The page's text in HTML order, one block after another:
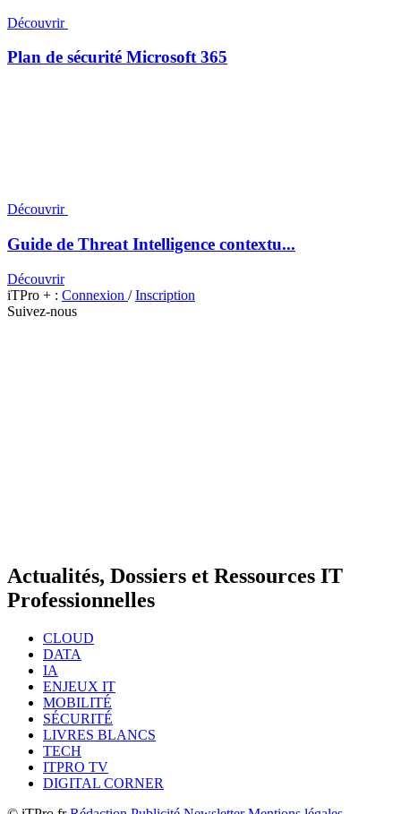
Découvrir
Plan de sécurité Microsoft 365
Découvrir
Guide de Threat Intelligence contextu...
Découvrir
iTPro + : Connexion /Inscription
Suivez-nous
Actualités, Dossiers et Ressources IT
Professionnelles
CLOUD
DATA
IA
ENJEUX IT
MOBILITÉ
SÉCURITÉ
LIVRES BLANCS
TECH
ITPRO TV
DIGITAL CORNER